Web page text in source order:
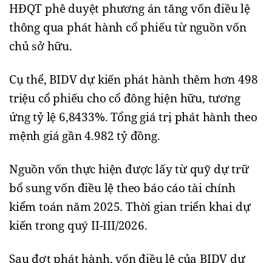
HĐQT phê duyệt phương án tăng vốn điều lệ
thông qua phát hành cổ phiếu từ nguồn vốn
chủ sở hữu.
Cụ thể, BIDV dự kiến phát hành thêm hơn 498
triệu cổ phiếu cho cổ đông hiện hữu, tương
ứng tỷ lệ 6,8433%. Tổng giá trị phát hành theo
mệnh giá gần 4.982 tỷ đồng.
Nguồn vốn thực hiện được lấy từ quỹ dự trữ
bổ sung vốn điều lệ theo báo cáo tài chính
kiểm toán năm 2025. Thời gian triển khai dự
kiến trong quý II-III/2026.
Sau đợt phát hành, vốn điều lệ của BIDV dự